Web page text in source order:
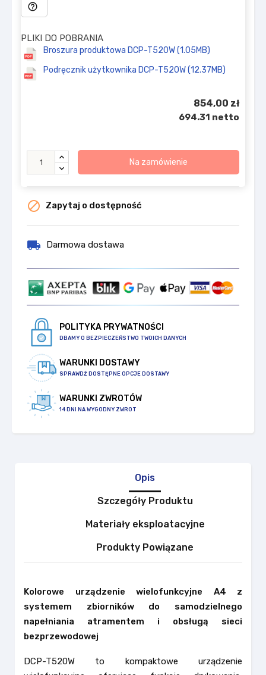
help_outline
PLIKI DO POBRANIA
Broszura produktowa DCP-T520W (1.05MB)
Podręcznik użytkownika DCP-T520W (12.37MB)
854,00 zł
694.31 netto
Na zamówienie
 Zapytaj o dostępność
local_shipping Darmowa dostawa
POLITYKA PRYWATNOŚCI
DBAMY O BEZPIECZEŃSTWO TWOICH DANYCH
WARUNKI DOSTAWY
SPRAWDŹ DOSTĘPNE OPCJE DOSTAWY
WARUNKI ZWROTÓW
14 DNI NA WYGODNY ZWROT
Opis
Szczegóły Produktu
Materiały eksploatacyjne
Produkty Powiązane
Kolorowe urządzenie wielofunkcyjne A4 z
systemem zbiorników do samodzielnego
napełniania atramentem i obsługą sieci
bezprzewodowej
DCP-T520W to kompaktowe urządzenie